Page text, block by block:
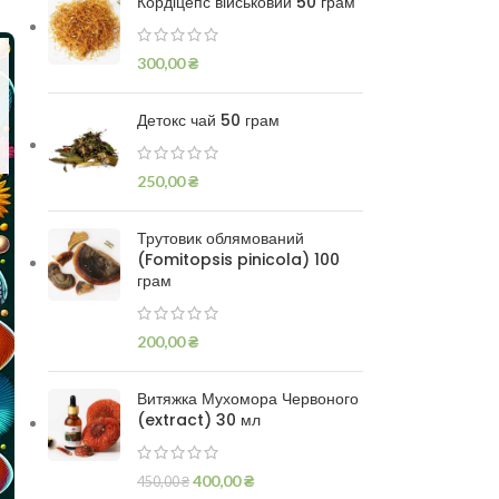
300,00₴
Детокс чай 50 грам
250,00₴
Трутовик облямований
(Fomitopsis pinicola) 100
грам
200,00₴
Витяжка Мухомора Червоного
(extract) 30 мл
450,00₴ 400,00₴